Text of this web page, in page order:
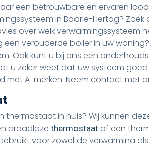
een betrouwbare en ervaren
in Baarle-Hertog?
over welk verwarmingssysteem
verouderde boiler in uw
Ook kunt u bij ons een
u zeker weet dat uw systeem
met A-merken. Neem contact met
thermostaat in huis? Wij kunnen
draadloze thermostaat of een
voor zowel de verwarming